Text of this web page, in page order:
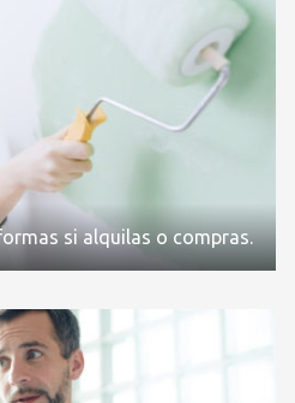
si alquilas o compras.